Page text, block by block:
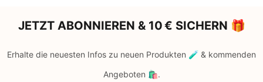
JETZT ABONNIEREN & 10 € SICHERN 🎁
Erhalte die neuesten Infos zu neuen Produkten 🧪 & kommenden
Angeboten 🛍️.